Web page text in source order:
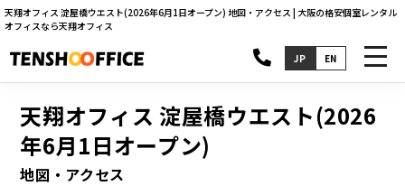
天翔オフィス 淀屋橋ウエスト(2026年6月1日オープン) 地図・アクセス | 大阪の格安個室レンタル
オフィスなら天翔オフィス
JP EN
天翔オフィス 淀屋橋ウエスト(2026
年6月1日オープン)
地図・アクセス